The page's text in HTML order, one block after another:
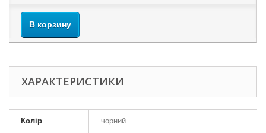
В корзину
ХАРАКТЕРИСТИКИ
Колір чорний